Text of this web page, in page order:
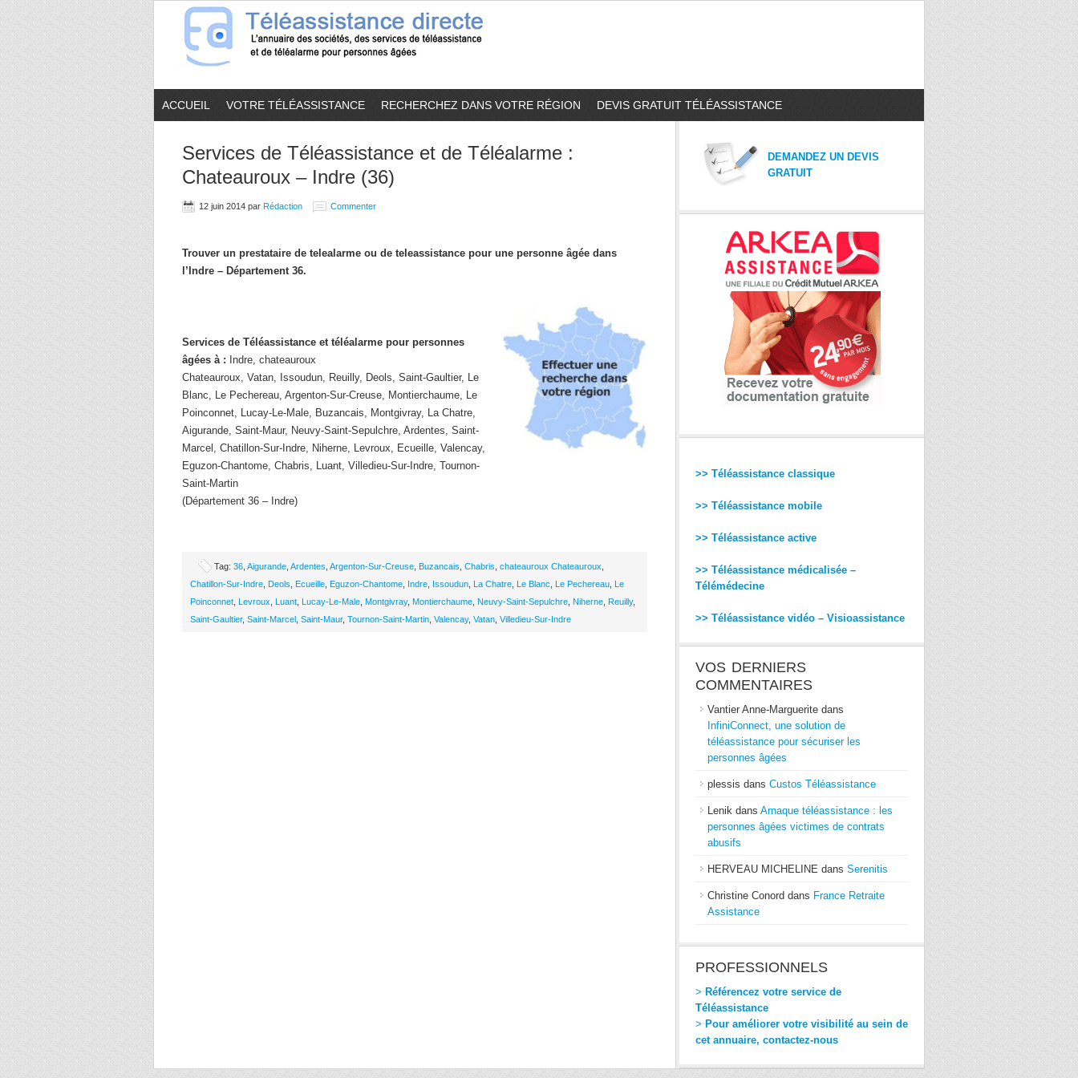
ACCUEIL VOTRE TÉLÉASSISTANCE RECHERCHEZ DANS VOTRE RÉGION DEVIS GRATUIT TÉLÉASSISTANCE
Services de Téléassistance et de Téléalarme :
Chateauroux – Indre (36)
12 juin 2014 par Rédaction Commenter
Trouver un prestataire de telealarme ou de teleassistance pour une personne âgée dans
l’Indre – Département 36.
Services de Téléassistance et téléalarme pour personnes
âgées à : Indre, chateauroux
Chateauroux, Vatan, Issoudun, Reuilly, Deols, Saint-Gaultier, Le
Blanc, Le Pechereau, Argenton-Sur-Creuse, Montierchaume, Le
Poinconnet, Lucay-Le-Male, Buzancais, Montgivray, La Chatre,
Aigurande, Saint-Maur, Neuvy-Saint-Sepulchre, Ardentes, Saint-
Marcel, Chatillon-Sur-Indre, Niherne, Levroux, Ecueille, Valencay,
Eguzon-Chantome, Chabris, Luant, Villedieu-Sur-Indre, Tournon-
Saint-Martin
(Département 36 – Indre)
Tag: 36 Aigurande Ardentes Argenton-Sur-Creuse Buzancais Chabris chateauroux Chateauroux
Chatillon-Sur-Indre Deols Ecueille Eguzon-Chantome Indre Issoudun La Chatre Le Blanc Le Pechereau Le
Poinconnet Levroux Luant Lucay-Le-Male Montgivray, Montierchaume Neuvy-Saint-Sepulchre Niherne Reuilly,
Saint-Gaultier, Saint-Marcel Saint-Maur, Tournon-Saint-Martin Valencay, Vatan Villedieu-Sur-Indre
DEMANDEZ UN DEVIS
GRATUIT
>> Téléassistance classique
>> Téléassistance mobile
>> Téléassistance active
>> Téléassistance médicalisée –
Télémédecine
>> Téléassistance vidéo – Visioassistance
VOS DERNIERS
COMMENTAIRES
Vantier Anne-Marguerite dans
InfiniConnect, une solution de
téléassistance pour sécuriser les
personnes âgées
plessis dans Custos Téléassistance
Lenik dans Arnaque téléassistance : les
personnes âgées victimes de contrats
abusifs
HERVEAU MICHELINE dans Serenitis
Christine Conord dans France Retraite
Assistance
PROFESSIONNELS
> Référencez votre service de
Téléassistance
> Pour améliorer votre visibilité au sein de
cet annuaire, contactez-nous